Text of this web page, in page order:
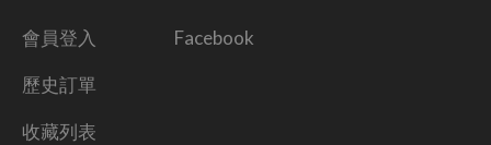
會員登入
歷史訂單
收藏列表
Facebook